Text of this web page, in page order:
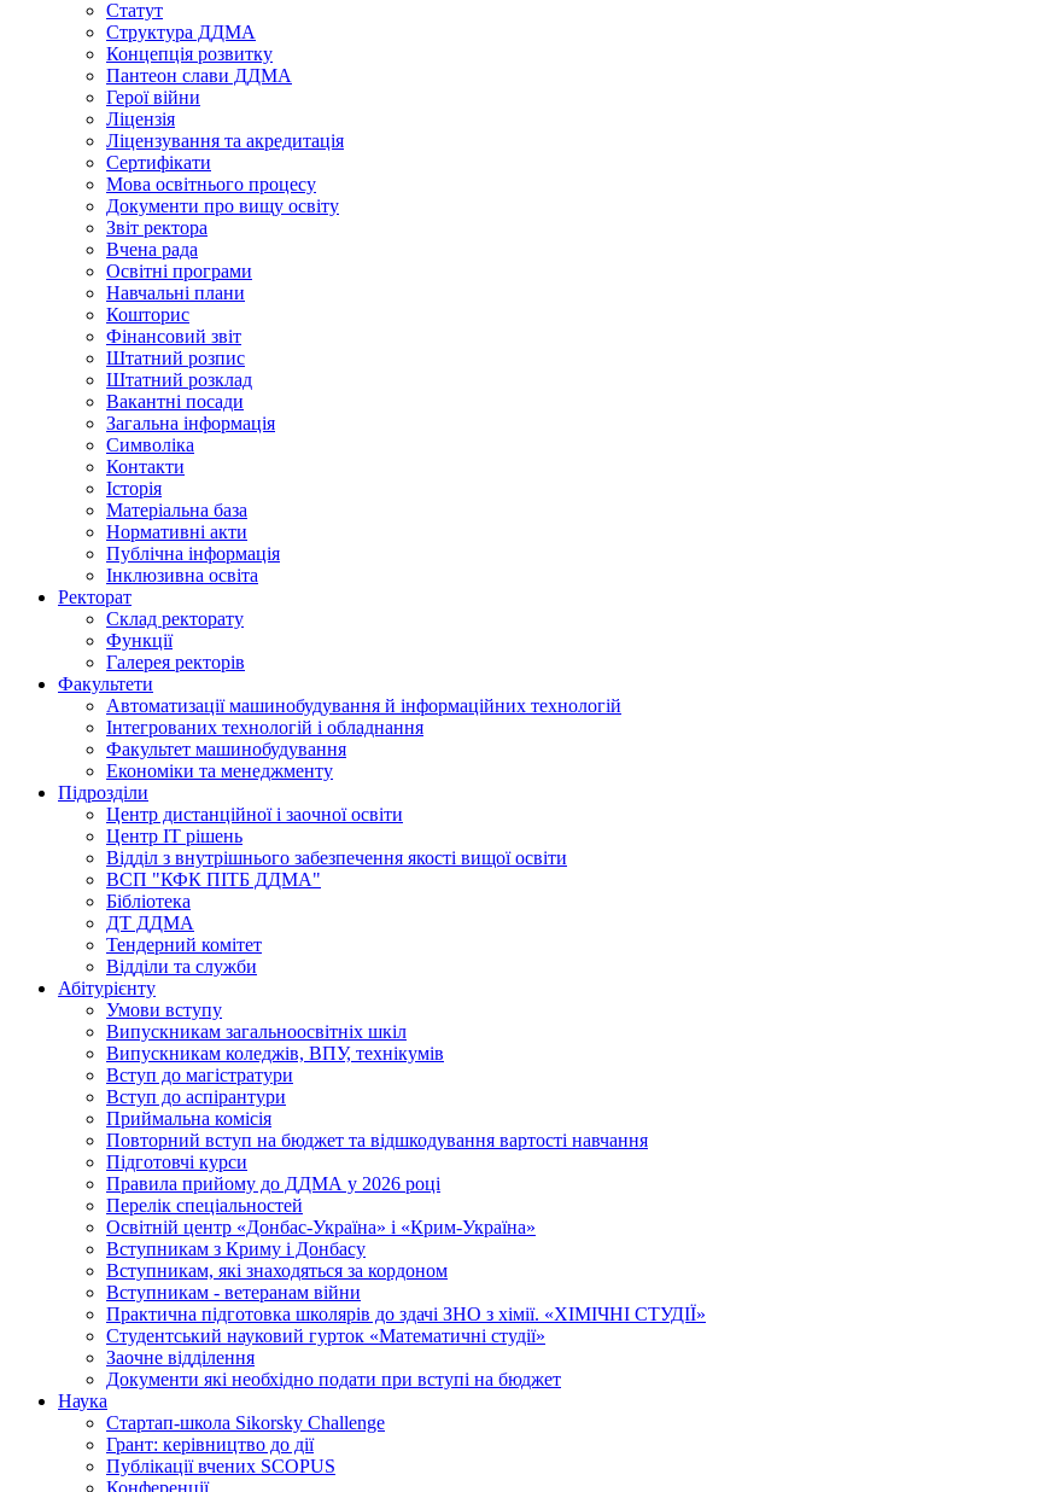
Статут
Структура ДДМА
Концепція розвитку
Пантеон слави ДДМА
Герої війни
Ліцензія
Ліцензування та акредитація
Сертифікати
Мова освітнього процесу
Документи про вищу освіту
Звіт ректора
Вчена рада
Освітні програми
Навчальні плани
Кошторис
Фінансовий звіт
Штатний розпис
Штатний розклад
Вакантні посади
Загальна інформація
Символіка
Контакти
Історія
Матеріальна база
Нормативні акти
Публічна інформація
Інклюзивна освіта
Ректорат
Склад ректорату
Функції
Галерея ректорів
Факультети
Автоматизації машинобудування й інформаційних технологій
Інтегрованих технологій і обладнання
Факультет машинобудування
Економіки та менеджменту
Підрозділи
Центр дистанційної і заочної освіти
Центр ІТ рішень
Відділ з внутрішнього забезпечення якості вищої освіти
ВСП "КФК ПІТБ ДДМА"
Бібліотека
ДТ ДДМА
Тендерний комітет
Відділи та служби
Абітурієнту
Умови вступу
Випускникам загальноосвітніх шкіл
Випускникам коледжів, ВПУ, технікумів
Вступ до магістратури
Вступ до аспірантури
Приймальна комісія
Повторний вступ на бюджет та відшкодування вартості навчання
Підготовчі курси
Правила прийому до ДДМА у 2026 році
Перелік спеціальностей
Освітній центр «Донбас-Україна» і «Крим-Україна»
Вступникам з Криму і Донбасу
Вступникам, які знаходяться за кордоном
Вступникам - ветеранам війни
Практична підготовка школярів до здачі ЗНО з хімії. «ХІМІЧНІ СТУДІЇ»
Студентський науковий гурток «Математичні студії»
Заочне відділення
Документи які необхідно подати при вступі на бюджет
Наука
Стартап-школа Sikorsky Challenge
Грант: керівництво до дії
Публікації вчених SCOPUS
Конференції